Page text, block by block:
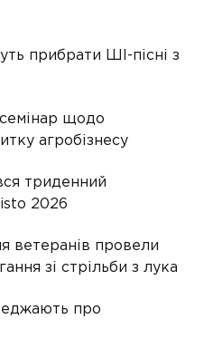
прибрати ШІ-пісні з
щодо
агробізнесу
триденний
2026
ветеранів провели
зі стрільби з лука
про